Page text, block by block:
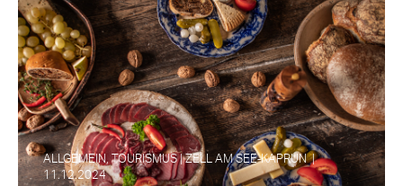
ALLGEMEIN, TOURISMUS | ZELL AM SEE‑KAPRUN |
11.12.2024